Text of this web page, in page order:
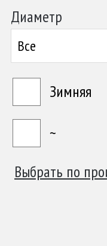
Диаметр
Все
Зимняя
~
Выбрать по